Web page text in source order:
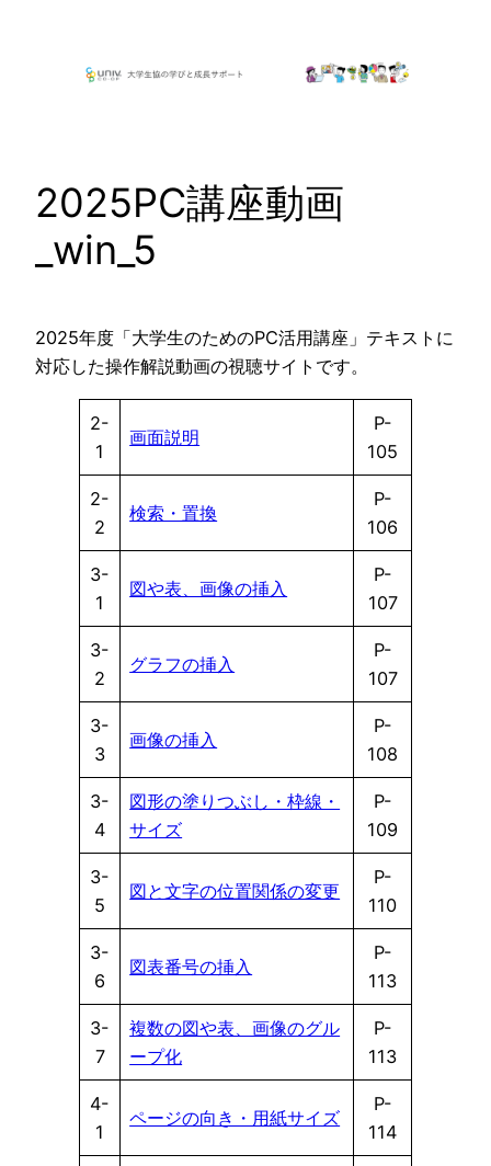
2025PC講座動画
_win_5
2025年度「大学生のためのPC活用講座」テキストに
対応した操作解説動画の視聴サイトです。
2-
1
画面説明
P-
105
2-
2
検索・置換
P-
106
3-
1
図や表、画像の挿入
P-
107
3-
2
グラフの挿入
P-
107
3-
3
画像の挿入
P-
108
3-
4
図形の塗りつぶし・枠線・
サイズ
P-
109
3-
5
図と文字の位置関係の変更
P-
110
3-
6
図表番号の挿入
P-
113
3-
7
複数の図や表、画像のグル
ープ化
P-
113
4-
1
ページの向き・用紙サイズ
P-
114